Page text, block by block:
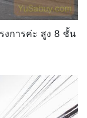
งการค่ะ สูง 8 ชั้น